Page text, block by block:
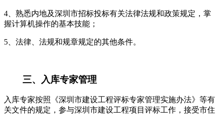
4、熟悉内地及深圳市招标投标有关法律法规和政策规定，掌
握计算机操作的基本技能；
5、法律、法规和规章规定的其他条件。
三、入库专家管理
入库专家按照《深圳市建设工程评标专家管理实施办法》等有
关文件的规定，参与深圳市建设工程项目评标工作，接受市住